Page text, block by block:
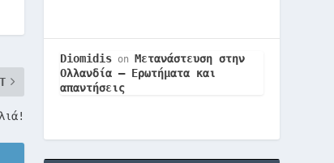
Diomidis on Μετανάστευση στην
Ολλανδία – Ερωτήματα και
απαντήσεις